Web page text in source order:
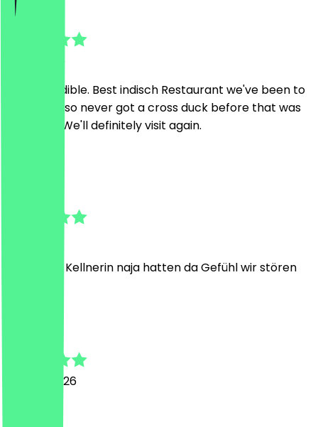
Sebastian
Just incredible. Best indisch Restaurant we've been to
in Berlin. Also never got a cross duck before that was
that juicy. We'll definitely visit again.
Essen top, Kellnerin naja hatten da Gefühl wir stören
25 april 2026